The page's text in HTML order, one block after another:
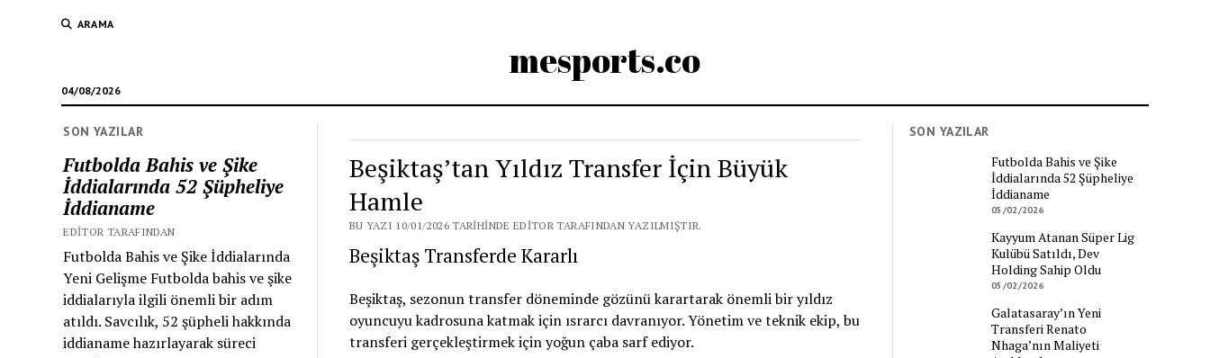
ARAMA
mesports.co
04/08/2026
SON YAZILAR
Futbolda Bahis ve Şike
İddialarında 52 Şüpheliye
İddianame
EDITOR TARAFINDAN
Futbolda Bahis ve Şike İddialarında
Yeni Gelişme Futbolda bahis ve şike
iddialarıyla ilgili önemli bir adım
atıldı. Savcılık, 52 şüpheli hakkında
iddianame hazırlayarak süreci
Beşiktaş’tan Yıldız Transfer İçin Büyük
Hamle
BU YAZI 10/01/2026 TARIHINDE EDITOR TARAFINDAN YAZILMIŞTIR.
Beşiktaş Transferde Kararlı
Beşiktaş, sezonun transfer döneminde gözünü karartarak önemli bir yıldız
oyuncuyu kadrosuna katmak için ısrarcı davranıyor. Yönetim ve teknik ekip, bu
transferi gerçekleştirmek için yoğun çaba sarf ediyor.
SON YAZILAR
Futbolda Bahis ve Şike
İddialarında 52 Şüpheliye
İddianame
05/02/2026
Kayyum Atanan Süper Lig
Kulübü Satıldı, Dev
Holding Sahip Oldu
05/02/2026
Galatasaray’ın Yeni
Transferi Renato
Nhaga’nın Maliyeti